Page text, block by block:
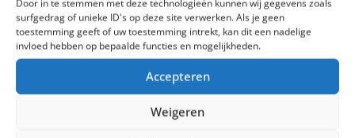
Door in te stemmen met deze technologieën kunnen wij gegevens zoals
surfgedrag of unieke ID's op deze site verwerken. Als je geen
toestemming geeft of uw toestemming intrekt, kan dit een nadelige
invloed hebben op bepaalde functies en mogelijkheden.
Accepteren
Weigeren